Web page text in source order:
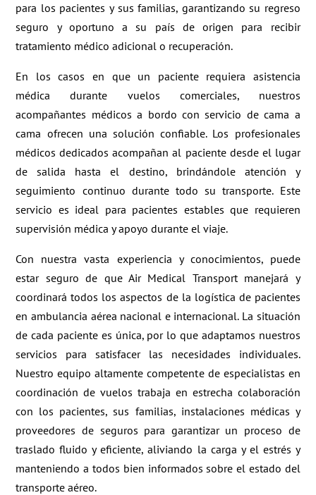
para los pacientes y sus familias, garantizando su regreso
seguro y oportuno a su país de origen para recibir
tratamiento médico adicional o recuperación.
En los casos en que un paciente requiera asistencia
médica durante vuelos comerciales, nuestros
acompañantes médicos a bordo con servicio de cama a
cama ofrecen una solución confiable. Los profesionales
médicos dedicados acompañan al paciente desde el lugar
de salida hasta el destino, brindándole atención y
seguimiento continuo durante todo su transporte. Este
servicio es ideal para pacientes estables que requieren
supervisión médica y apoyo durante el viaje.
Con nuestra vasta experiencia y conocimientos, puede
estar seguro de que Air Medical Transport manejará y
coordinará todos los aspectos de la logística de pacientes
en ambulancia aérea nacional e internacional. La situación
de cada paciente es única, por lo que adaptamos nuestros
servicios para satisfacer las necesidades individuales.
Nuestro equipo altamente competente de especialistas en
coordinación de vuelos trabaja en estrecha colaboración
con los pacientes, sus familias, instalaciones médicas y
proveedores de seguros para garantizar un proceso de
traslado fluido y eficiente, aliviando la carga y el estrés y
manteniendo a todos bien informados sobre el estado del
transporte aéreo.